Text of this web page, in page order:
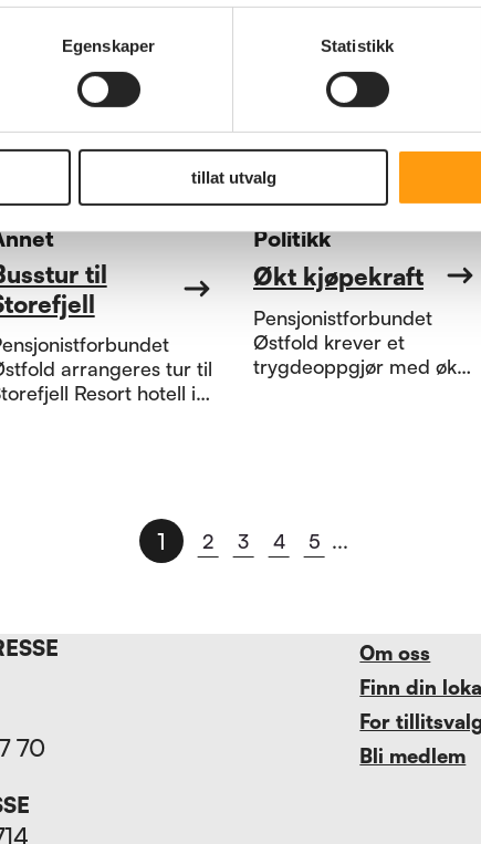
Egenskaper Statistikk
tillat utvalg
ba
Pensjonistforbundet
Østfold spesielt om et
kronetillegg til de med
lavest pensjon.
til
arrangeres tur til
Resort hotell i
en venn som ikke er
Politikk
Økt kjøpekraft
Pensjonistforbundet
Østfold krever et
trygdeoppgjør med økt
etterlattepensjon og
rettferdig utbetaling for
1 2 3 4 5 ...
70
Om oss
Finn din
For
Bli medlem